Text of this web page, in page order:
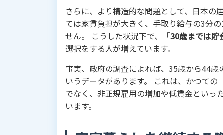
さらに、より構造的な問題として、日本の
ては家賃負担が大きく、手取り給与の3分
せん。 こうした状況下で、
「30歳までは
選択をする人が増えています。
事実、政府の調査によれば、35歳から44
いうデータがあります。 これは、かつて
でなく、非正規雇用の増加や低賃金といっ
います。